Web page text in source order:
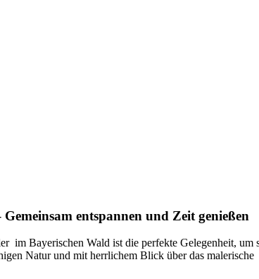
entspannen und Zeit genießen
im Bayerischen Wald ist die perfekte Gelegenheit,
Natur und mit herrlichem Blick über das